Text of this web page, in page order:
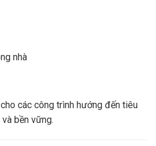
nhà
các công trình hướng đến tiêu
bền vững.